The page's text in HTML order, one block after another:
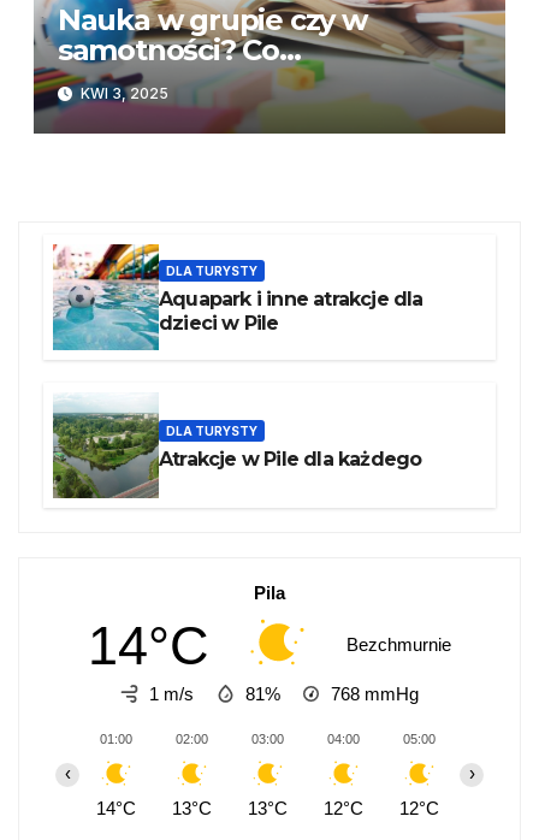
Nauka w grupie czy w
samotności? Co
skuteczniejsze?
KWI 3, 2025
DLA TURYSTY
Aquapark i inne atrakcje dla
dzieci w Pile
DLA TURYSTY
Atrakcje w Pile dla każdego
Pila
14°C Bezchmurnie
1 m/s 81% 768 mmHg
01:00
14°C
02:00
13°C
03:00
13°C
04:00
12°C
05:00
12°C
‹ ›